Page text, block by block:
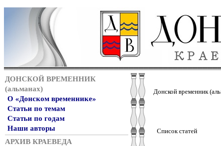
ДОНСКОЙ ВРЕМЕННИК
(альманах)
О «Донском временнике»
Статьи по темам
Статьи по годам
Наши авторы
АРХИВ КРАЕВЕДА
Донской временник
Список статей